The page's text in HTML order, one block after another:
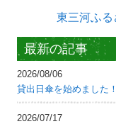
東三河ふる
最新の記事
2026/08/06
貸出日傘を始めました
2026/07/17